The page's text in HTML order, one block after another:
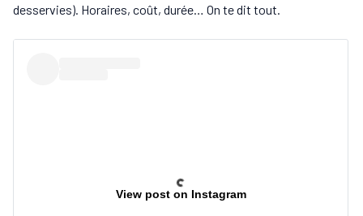
desservies). Horaires, coût, durée… On te dit tout.
View post on Instagram